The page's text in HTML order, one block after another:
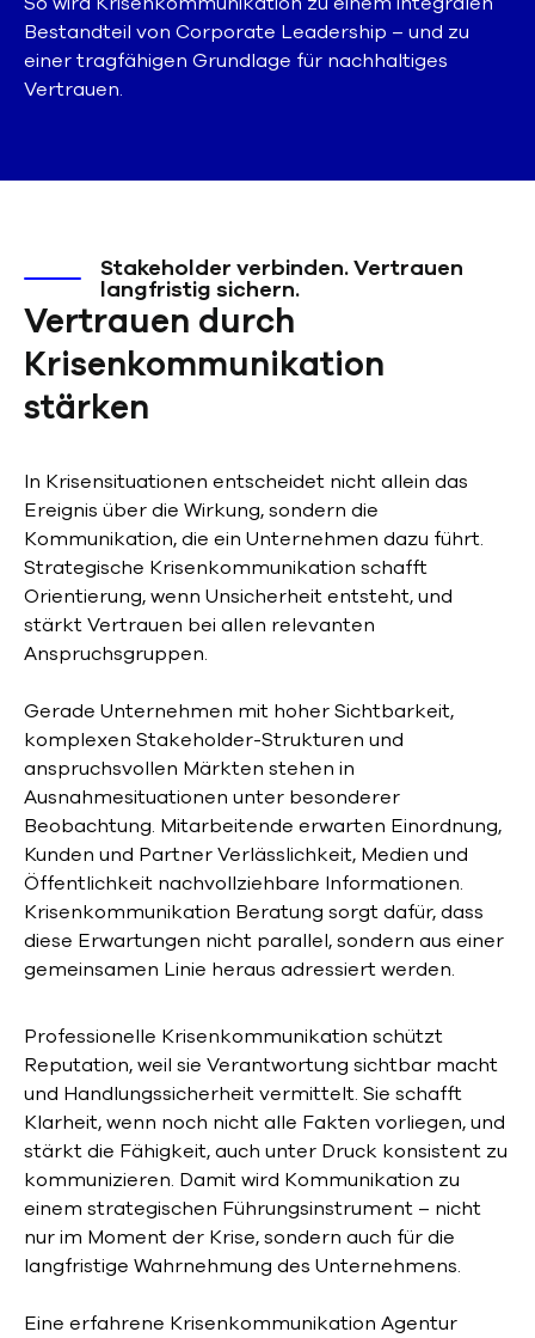
Bestandteil von Corporate Leadership – und zu
einer tragfähigen Grundlage für nachhaltiges
Vertrauen.
Stakeholder verbinden. Vertrauen
langfristig sichern.
Vertrauen durch
Krisenkommunikation
stärken
In Krisensituationen entscheidet nicht allein das
Ereignis über die Wirkung, sondern die
Kommunikation, die ein Unternehmen dazu führt.
Strategische Krisenkommunikation schafft
Orientierung, wenn Unsicherheit entsteht, und
stärkt Vertrauen bei allen relevanten
Anspruchsgruppen.
Gerade Unternehmen mit hoher Sichtbarkeit,
komplexen Stakeholder-Strukturen und
anspruchsvollen Märkten stehen in
Ausnahmesituationen unter besonderer
Beobachtung. Mitarbeitende erwarten Einordnung,
Kunden und Partner Verlässlichkeit, Medien und
Öffentlichkeit nachvollziehbare Informationen.
Krisenkommunikation Beratung sorgt dafür, dass
diese Erwartungen nicht parallel, sondern aus einer
gemeinsamen Linie heraus adressiert werden.
Professionelle Krisenkommunikation schützt
Reputation, weil sie Verantwortung sichtbar macht
und Handlungssicherheit vermittelt. Sie schafft
Klarheit, wenn noch nicht alle Fakten vorliegen, und
stärkt die Fähigkeit, auch unter Druck konsistent zu
kommunizieren. Damit wird Kommunikation zu
einem strategischen Führungsinstrument – nicht
nur im Moment der Krise, sondern auch für die
langfristige Wahrnehmung des Unternehmens.
Eine erfahrene Krisenkommunikation Agentur